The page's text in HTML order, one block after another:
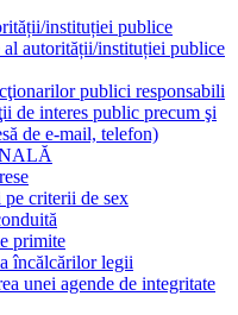
instituției publice
autorității/instituției publice
publici responsabili
de interes public precum şi
de e-mail, telefon)
criterii de sex
primite
încălcărilor legii
unei agende de integritate